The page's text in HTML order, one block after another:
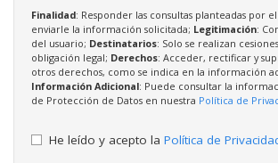
Finalidad: Responder las consultas planteadas por
enviarle la información solicitada; Legitimación:
del usuario; Destinatarios: Solo se realizan
obligación legal; Derechos: Acceder, rectificar y
otros derechos, como se indica en la información
Información Adicional: Puede consultar la
de Protección de Datos en nuestra Política de
He leído y acepto la Política de